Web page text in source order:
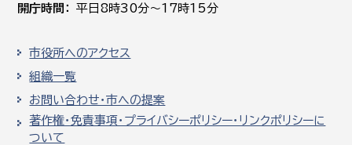
開庁時間
平日8時30分～17時15分
市役所へのアクセス
組織一覧
お問い合わせ・市への提案
著作権・免責事項・プライバシーポリシー・リンクポリシーに
ついて